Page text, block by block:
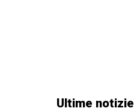
Ultime notizie